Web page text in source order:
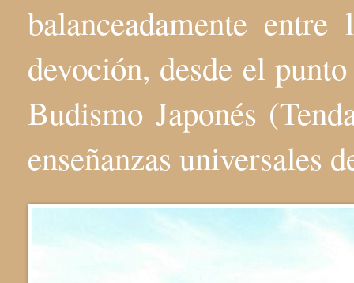
balanceadamente
devoción, desde el
Budismo Japonés
enseñanzas universales